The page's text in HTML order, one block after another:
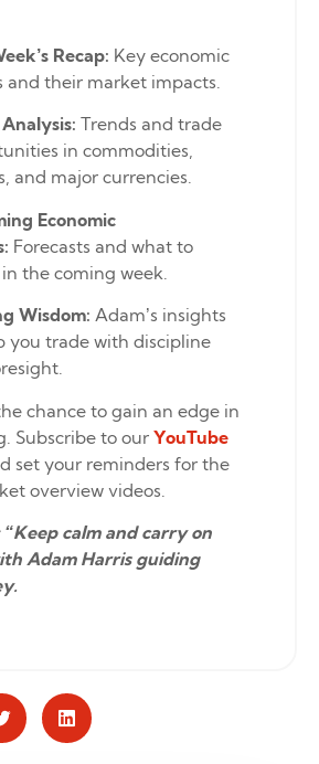
Recap: Key economic
and their market impacts.
Trends and trade
in commodities,
and major currencies.
Economic
Forecasts and what to
the coming week.
Wisdom: Adam’s insights
you trade with discipline
chance to gain an edge in
Subscribe to ourYouTube
set your reminders for the
overview videos.
“Keep calm and carry on
Adam Harris guiding